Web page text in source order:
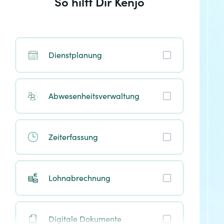
Dienstplanung
Abwesenheitsverwaltung
Zeiterfassung
Lohnabrechnung
Digitale Dokumente